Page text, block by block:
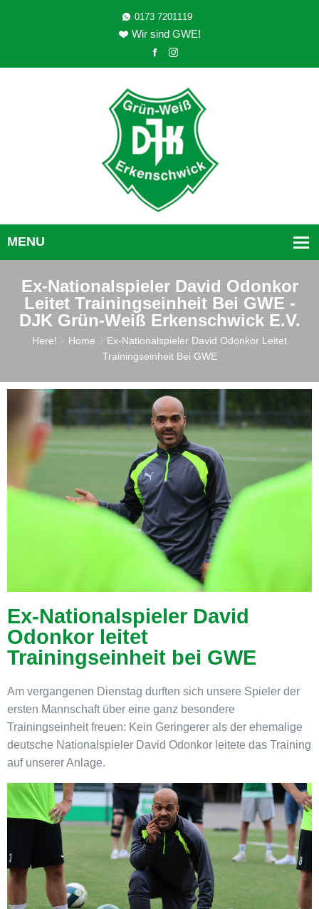
0173 7201119
Wir sind GWE!
Ex-Nationalspieler David Odonkor
Leitet Trainingseinheit Bei GWE -
DJK Grün-Weiß Erkenschwick E.V.
Here! Home
Ex-Nationalspieler David Odonkor Leitet
Trainingseinheit Bei GWE
Ex-Nationalspieler David
Odonkor leitet
Trainingseinheit bei GWE
Am vergangenen Dienstag durften sich unsere Spieler der
ersten Mannschaft über eine ganz besondere
Trainingseinheit freuen: Kein Geringerer als der ehemalige
deutsche Nationalspieler David Odonkor leitete das Training
auf unserer Anlage.